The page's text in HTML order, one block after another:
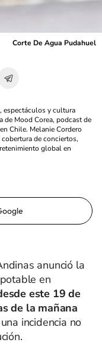
Corte De Agua Pudahuel
espectáculos y cultura
de Mood Corea, podcast de
Chile. Melanie Cordero
de conciertos,
global en
anunció la
en
este 19 de
de la mañana
incidencia no